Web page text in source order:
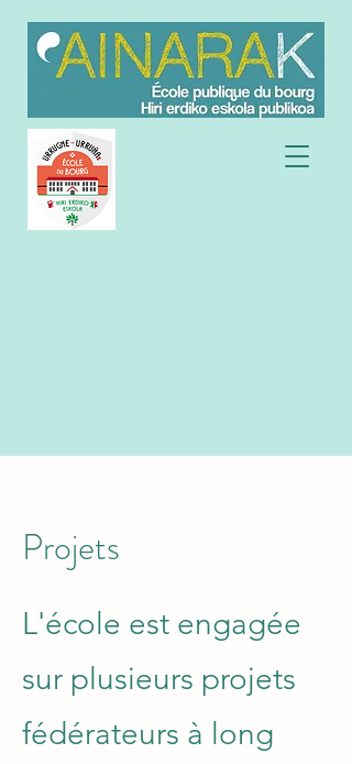
Projets
L'école est engagée
sur plusieurs projets
fédérateurs à long